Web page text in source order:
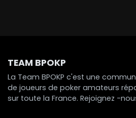
TEAM BPOKP
La Team BPOKP c'est une
de joueurs de poker amateurs
sur toute la France. Rejoignez -